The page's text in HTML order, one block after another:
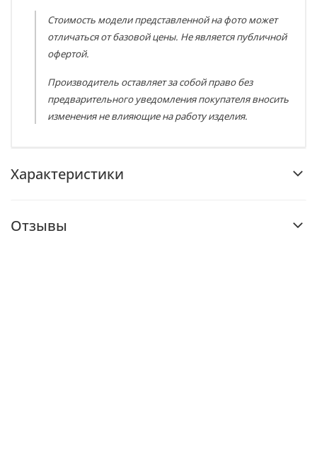
Стоимость модели представленной на фото может
отличаться от базовой цены. Не является публичной
офертой.
Производитель оставляет за собой право без
предварительного уведомления покупателя вносить
изменения не влияющие на работу изделия.
Характеристики
Отзывы